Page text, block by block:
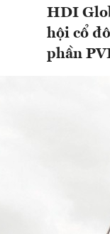
HDI
hội cổ
phần